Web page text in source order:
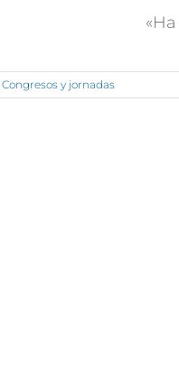
Congresos y jornadas